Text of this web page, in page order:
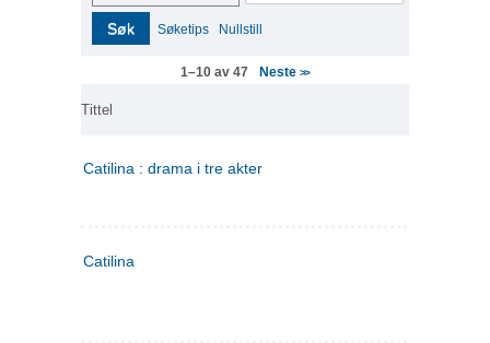
Søk Søketips Nullstill
1–10 av 47 Neste>>
Tittel
Catilina : drama i tre akter
Catilina